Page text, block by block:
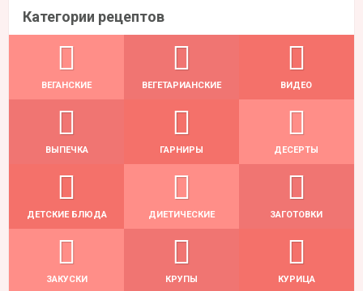
Категории рецептов
ВЕГАНСКИЕ ВЕГЕТАРИАНСКИЕ ВИДЕО
ВЫПЕЧКА ГАРНИРЫ ДЕСЕРТЫ
ДЕТСКИЕ БЛЮДА ДИЕТИЧЕСКИЕ ЗАГОТОВКИ
ЗАКУСКИ КРУПЫ КУРИЦА